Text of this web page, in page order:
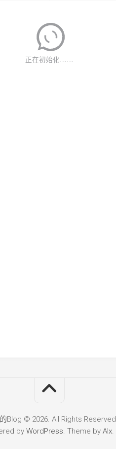
Blog © 2026. All Rights Reserved.
byWordPress . Theme byAlx